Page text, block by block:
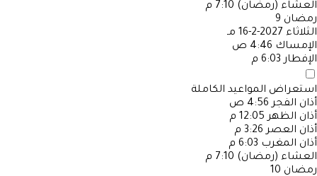
العشاء (رمضان) 7:10 م
رمضان 9
الثلاثاء 2027-2-16 مـ
الإمساك 4:46 ص
الإفطار 6:03 م
استعراض المواعيد الكاملة
أذان الفجر 4:56 ص
أذان الظهر 12:05 م
أذان العصر 3:26 م
أذان المغرب 6:03 م
العشاء (رمضان) 7:10 م
رمضان 10